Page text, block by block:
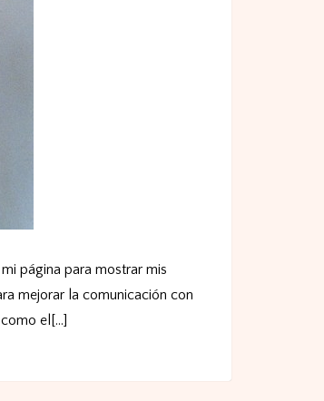
página para mostrar mis
mejorar la comunicación con
el[...]